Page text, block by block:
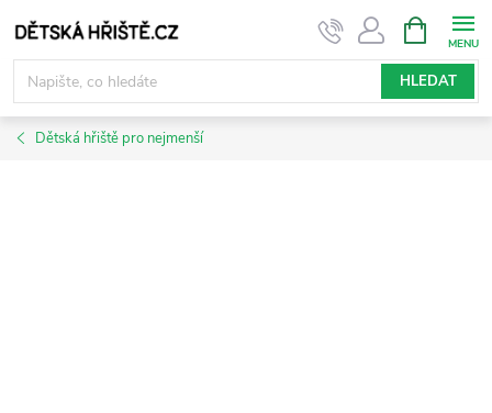
na
obsah
HLEDAT
NÁKUPNÍ
KOŠÍK
Dětská hřiště pro nejmenší